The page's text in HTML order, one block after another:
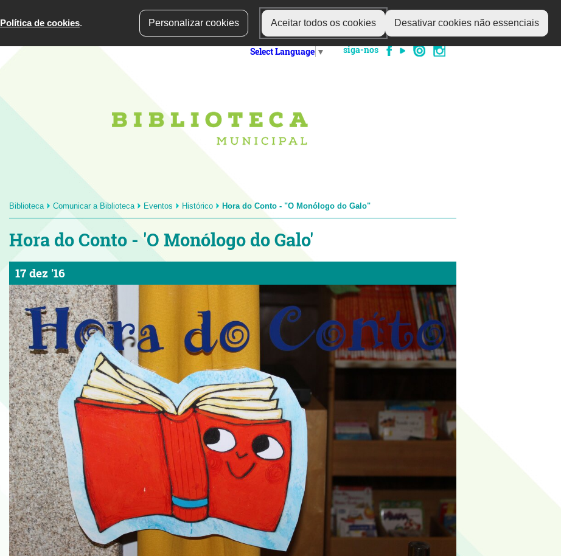
Política de cookies. Personalizar cookies Aceitar todos os cookies Desativar cookies não essenciais
Select Language ▼ siga-nos
Biblioteca Comunicar a Biblioteca Eventos Histórico Hora do Conto - "O Monólogo do Galo"
Hora do Conto - 'O Monólogo do Galo'
17 dez '16